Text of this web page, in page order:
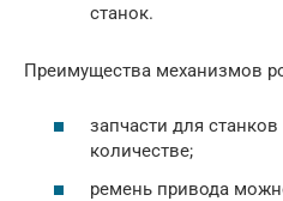
станок.
Преимущества механизмов
запчасти для
количестве;
ремень привода